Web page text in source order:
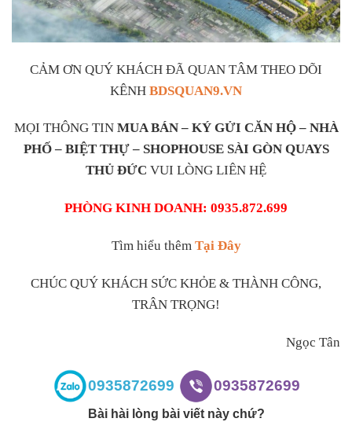
CẢM ƠN QUÝ KHÁCH ĐÃ QUAN TÂM THEO DÕI
KÊNH BDSQUAN9.VN
MỌI THÔNG TIN MUA BÁN – KÝ GỬI CĂN HỘ – NHÀ
PHỐ – BIỆT THỰ – SHOPHOUSE SÀI GÒN QUAYS
THỦ ĐỨC VUI LÒNG LIÊN HỆ
PHÒNG KINH DOANH: 0935.872.699
Tìm hiểu thêm Tại Đây
CHÚC QUÝ KHÁCH SỨC KHỎE & THÀNH CÔNG,
TRÂN TRỌNG!
Ngọc Tân
0935872699 0935872699
Bài hài lòng bài viết này chứ?